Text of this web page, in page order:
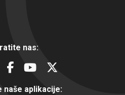
nas:
naše aplikacije: